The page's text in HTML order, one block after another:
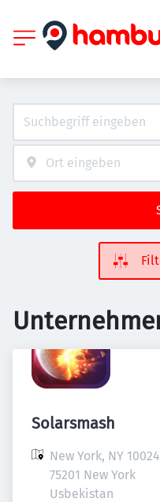
Solarsmash
New York, NY 10024
75201 New York
Usbekistan